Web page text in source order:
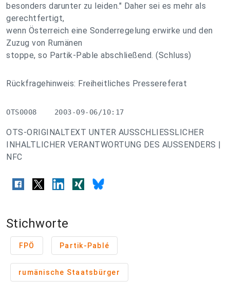
besonders darunter zu leiden." Daher sei es mehr als
gerechtfertigt,
wenn Österreich eine Sonderregelung erwirke und den
Zuzug von Rumänen
stoppe, so Partik-Pable abschließend. (Schluss)
Rückfragehinweis: Freiheitliches Pressereferat
OTS0008    2003-09-06/10:17
OTS-ORIGINALTEXT UNTER AUSSCHLIESSLICHER
INHALTLICHER VERANTWORTUNG DES AUSSENDERS |
NFC
Stichworte
FPÖ Partik-Pablé
rumänische Staatsbürger